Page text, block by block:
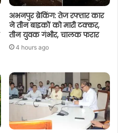
अभनपुर ब्रेकिंग: तेज रफ्तार कार
ने तीन बाइकों को मारी टक्कर,
तीन युवक गंभीर, चालक फरार
4 hours ago